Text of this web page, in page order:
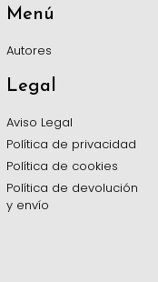
Menú
Autores
Legal
Aviso Legal
Política de privacidad
Política de cookies
Política de devolución
y envío